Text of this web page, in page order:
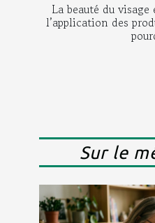
La beauté du
l’application des
Sur le